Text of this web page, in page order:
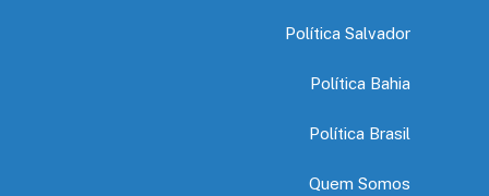
Política Salvador
Política Bahia
Política Brasil
Quem Somos